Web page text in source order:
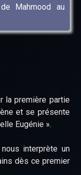
Mahmood au
la première partie
et se présente
Eugénie ».
interprète un
dès ce premier